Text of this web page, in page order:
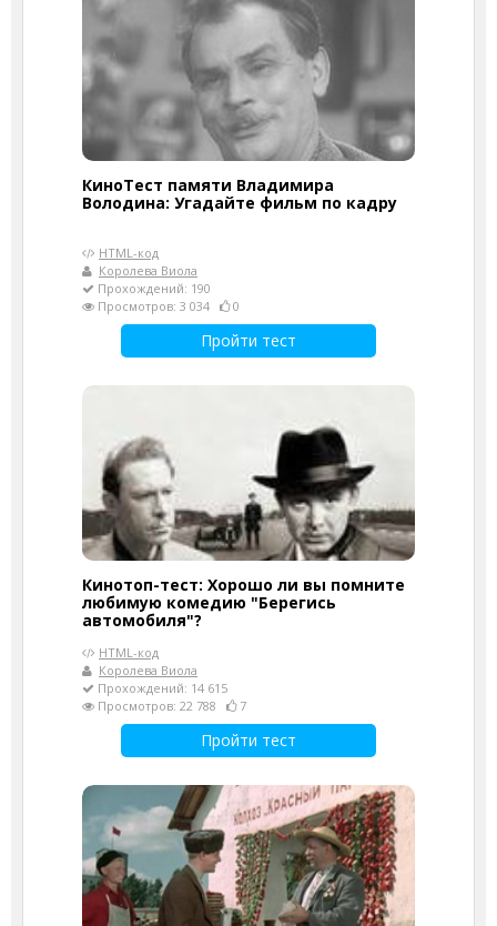
КиноТест памяти Владимира
Володина: Угадайте фильм по кадру
HTML-код
Королева Виола
Прохождений: 190
Просмотров: 3 034
0
Пройти тест
Кинотоп-тест: Хорошо ли вы помните
любимую комедию "Берегись
автомобиля"?
HTML-код
Королева Виола
Прохождений: 14 615
Просмотров: 22 788
7
Пройти тест